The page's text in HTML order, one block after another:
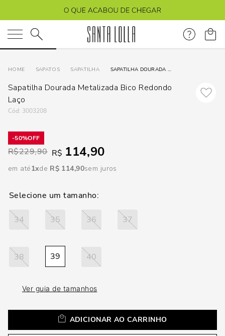
O que você está procurando?
SAPATOS SAPATILHA SAPATILHA DOURADA METALIZADA BICO REDONDO LAÇO
Sapatilha Dourada Metalizada Bico Redondo
Laço
: 3003208
50%
R$229,90 R$ 114,90
em até1 R$ 114,90sem juros
34 35 36 37
38 39 40
Ver guia de tamanhos
ADICIONAR AO CARRINHO